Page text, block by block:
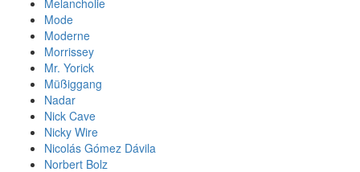
Mode
Moderne
Morrissey
Mr. Yorick
Müßiggang
Nadar
Nick Cave
Nicky Wire
Nicolás Gómez Dávila
Norbert Bolz